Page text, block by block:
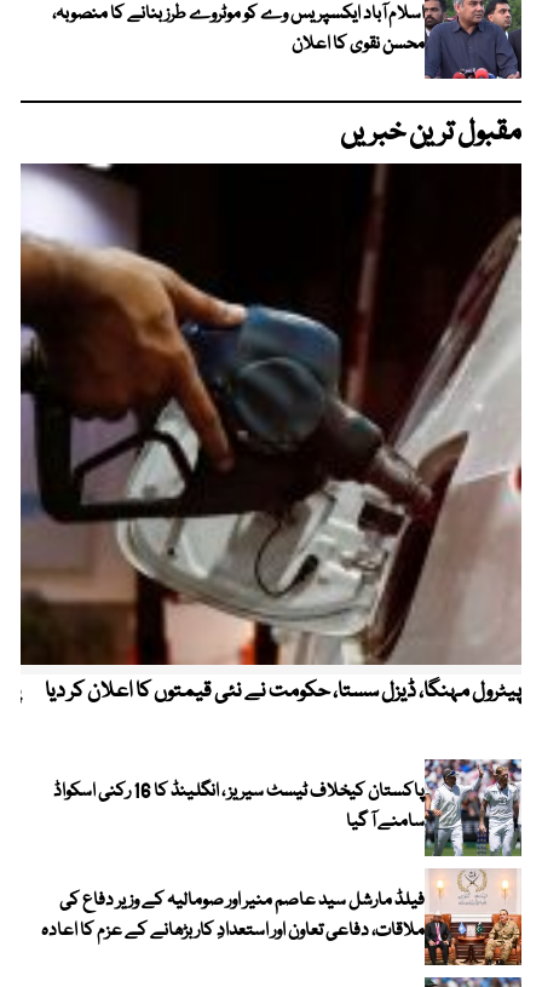
اسلام آباد ایکسپریس وے کو موٹروے طرز بنانے کا منصوبہ،
محسن نقوی کا اعلان
مقبول ترین خبریں
پیٹرول مہنگا، ڈیزل سستا، حکومت نے نئی قیمتوں کا اعلان کر دیا
پاکستان کیخلاف ٹیسٹ سیریز ، انگلینڈ کا 16 رکنی اسکواڈ
سامنے آ گیا
فیلڈ مارشل سید عاصم منیر اور صومالیہ کے وزیر دفاع کی
ملاقات، دفاعی تعاون اور استعدادِ کار بڑھانے کے عزم کا اعادہ